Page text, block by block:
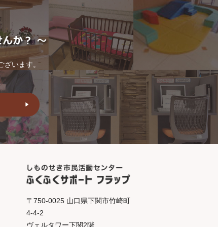
ざいます。
〒750-0025 山口県下関市竹崎町
4-4-2
ヴェルタワー下関2階